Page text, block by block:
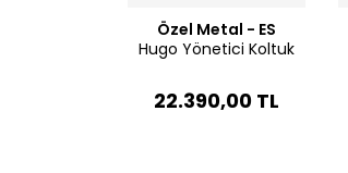
Özel Metal - ES
Hugo Yönetici Koltuk
22.390,00 TL